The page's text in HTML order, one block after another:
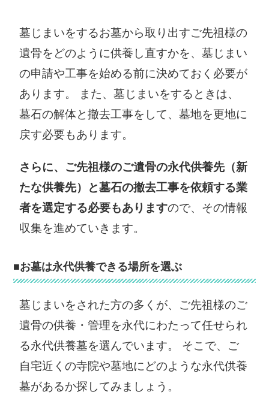
墓じまいをするお墓から取り出すご先祖様の
遺骨をどのように供養し直すかを、墓じまい
の申請や工事を始める前に決めておく必要が
あります。 また、墓じまいをするときは、
墓石の解体と撤去工事をして、墓地を更地に
戻す必要もあります。
さらに、ご先祖様のご遺骨の永代供養先（新
たな供養先）と墓石の撤去工事を依頼する業
者を選定する必要もありますので、その情報
収集を進めていきます。
■お墓は永代供養できる場所を選ぶ
墓じまいをされた方の多くが、ご先祖様のご
遺骨の供養・管理を永代にわたって任せられ
る永代供養墓を選んでいます。 そこで、ご
自宅近くの寺院や墓地にどのような永代供養
墓があるか探してみましょう。